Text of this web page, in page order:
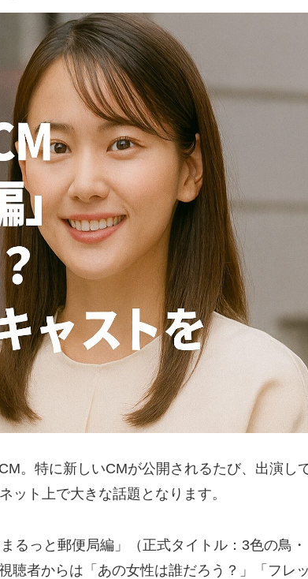
。特に新しいCMが公開されるたび、出演し
ット上で大きな話題となります。
るっと郵便局編」（正式タイトル：3色の鳥・
聴者からは「あの女性は誰だろう？」「フレッ